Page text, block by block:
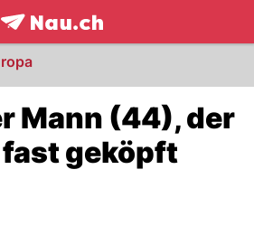
frontpage.NAU.ch
Mann (44), der
geköpft